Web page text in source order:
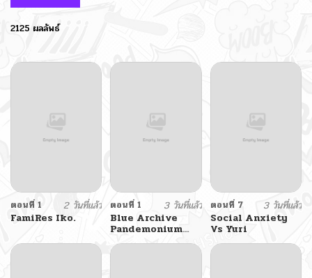
2125 ผลลัพธ์
ตอนที่ 1
2 วันที่แล้ว
FamiRes Iko.
ตอนที่ 1
3 วันที่แล้ว
Blue Archive
Pandemonium
Vacation By
Hayashiya
ตอนที่ 7
3 วันที่แล้ว
Social Anxiety
Vs Yuri